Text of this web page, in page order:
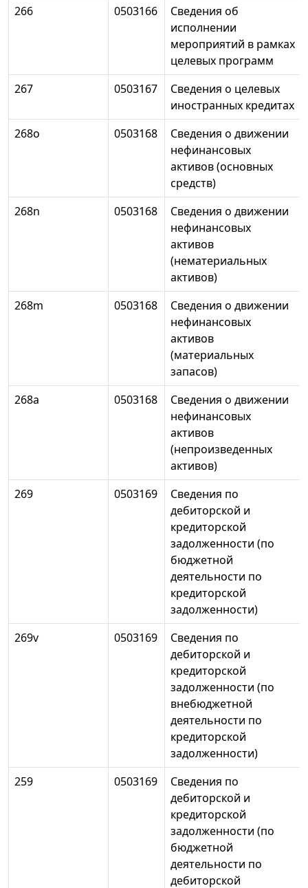
266
0503166
Сведения об
исполнении
мероприятий в рамках
целевых программ
267
0503167
Сведения о целевых
иностранных кредитах
268o
0503168
Сведения о движении
нефинансовых
активов (основных
средств)
268n
0503168
Сведения о движении
нефинансовых
активов
(нематериальных
активов)
268m
0503168
Сведения о движении
нефинансовых
активов
(материальных
запасов)
268a
0503168
Сведения о движении
нефинансовых
активов
(непроизведенных
активов)
269
0503169
Сведения по
дебиторской и
кредиторской
задолженности (по
бюджетной
деятельности по
кредиторской
задолженности)
269v
0503169
Сведения по
дебиторской и
кредиторской
задолженности (по
внебюджетной
деятельности по
кредиторской
задолженности)
259
0503169
Сведения по
дебиторской и
кредиторской
задолженности (по
бюджетной
деятельности по
дебиторской